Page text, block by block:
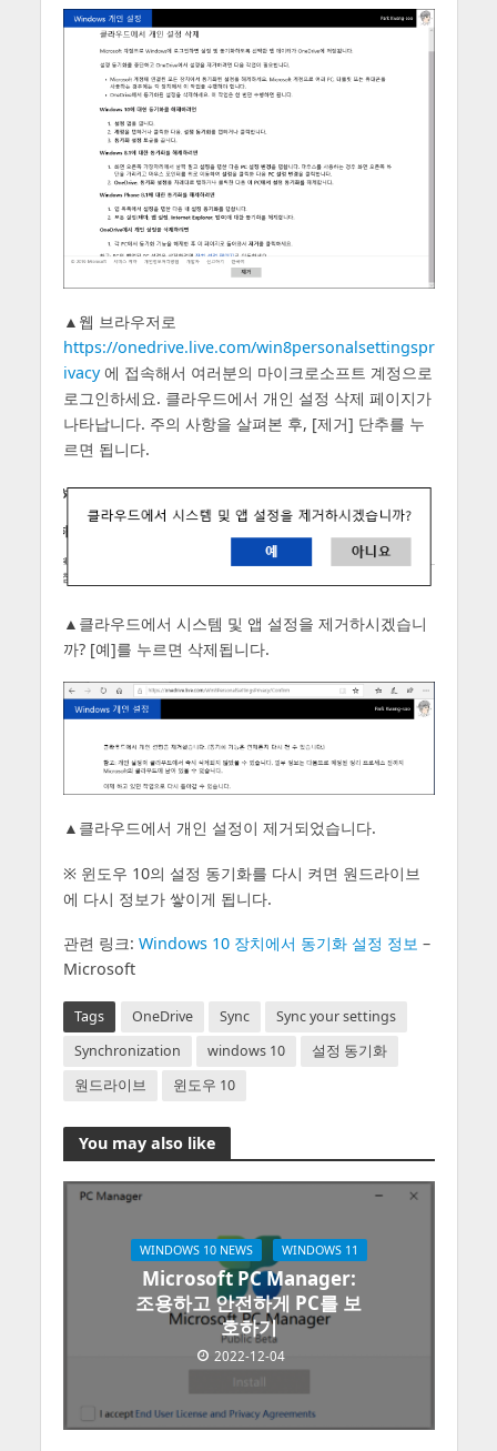
▲웹 브라우저로
https://onedrive.live.com/win8personalsettingspr
ivacy에 접속해서 여러분의 마이크로소프트 계정으로
로그인하세요. 클라우드에서 개인 설정 삭제 페이지가
나타납니다. 주의 사항을 살펴본 후, [제거] 단추를 누
르면 됩니다.
▲클라우드에서 시스템 및 앱 설정을 제거하시겠습니
까? [예]를 누르면 삭제됩니다.
▲클라우드에서 개인 설정이 제거되었습니다.
※ 윈도우 10의 설정 동기화를 다시 켜면 원드라이브
에 다시 정보가 쌓이게 됩니다.
관련 링크: Windows 10 장치에서 동기화 설정 정보 –
Microsoft
Tags OneDrive Sync
Sync your settings
Synchronization
windows 10
설정 동기화
원드라이브
윈도우 10
You may also like
WINDOWS 10 NEWS WINDOWS 11
Microsoft PC Manager:
조용하고 안전하게 PC를 보
호하기
2022-12-04